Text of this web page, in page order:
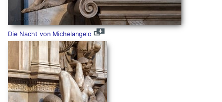
Die Nacht von Michelangelo